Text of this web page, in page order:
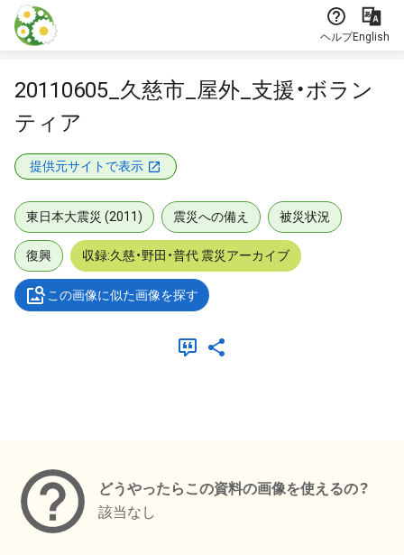
本文に飛ぶ
ヘルプEnglish
20110605_久慈市_屋外_支援・ボラン
ティア
提供元サイトで表示
東日本大震災 (2011) 震災への備え 被災状況
復興 収録:久慈・野田・普代 震災アーカイブ
この画像に似た画像を探す
どうやったらこの資料の画像を使えるの？
該当なし